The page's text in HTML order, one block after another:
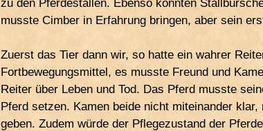
zu den Pferdeställen. Ebenso konnten
musste Cimber in Erfahrung bringen, aber sein
Zuerst das Tier dann wir, so hatte ein wahrer
Fortbewegungsmittel, es musste Freund und
Reiter über Leben und Tod. Das Pferd musste
Pferd setzen. Kamen beide nicht miteinander
geben. Zudem würde der Pflegezustand der